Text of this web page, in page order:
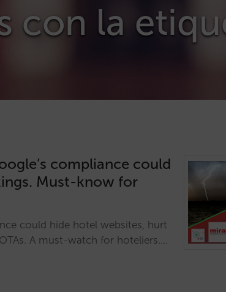
con la
compliance could
Must-know for
could hide hotel websites, hurt
A must-watch for hoteliers.…